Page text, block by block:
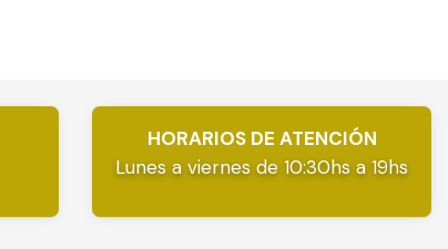
HORARIOS DE ATENCIÓN
Lunes a viernes de 10:30hs a 19hs